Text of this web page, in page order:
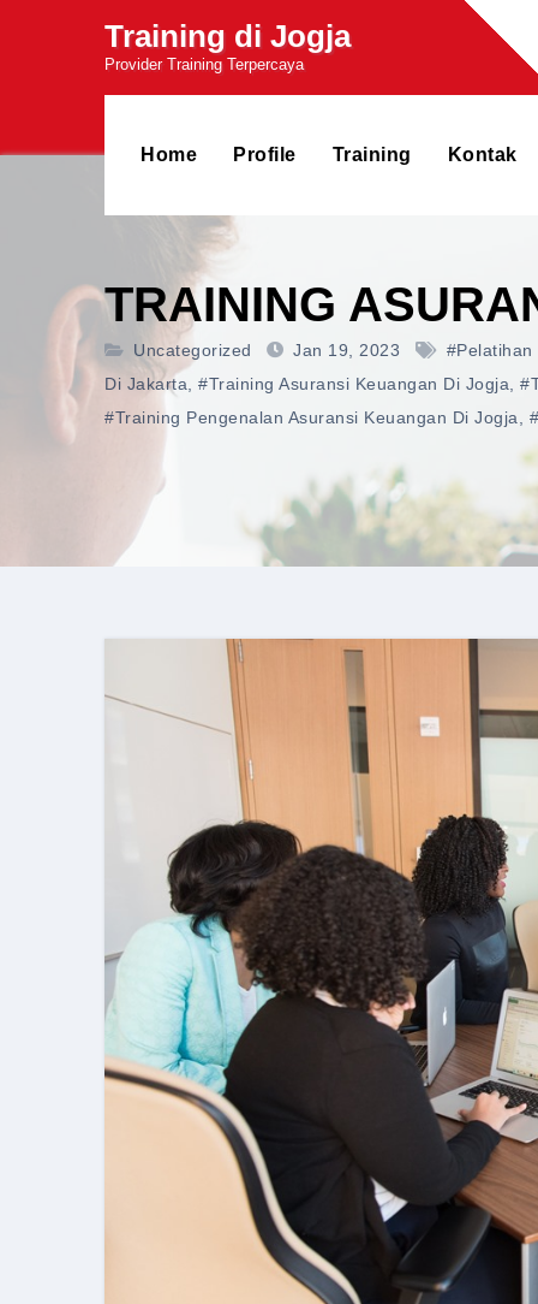
Training di Jogja
Provider Training Terpercaya
Home Profile Training Kontak
TRAINING
Uncategorized Jan 19, 2023
#pelatihan
Di Jakarta
#training Asuransi Keuangan Di Jogja
#training Pengenalan Asuransi Keuangan Di Jogja